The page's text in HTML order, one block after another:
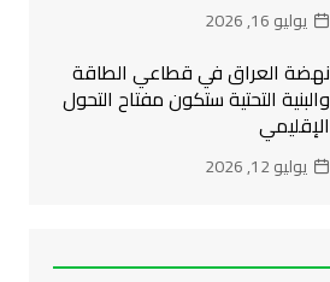
يوليو 16, 2026
نهضة العراق في قطاعي الطاقة
والبنية التحتية ستكون مفتاح التحول
الإقليمي
يوليو 12, 2026